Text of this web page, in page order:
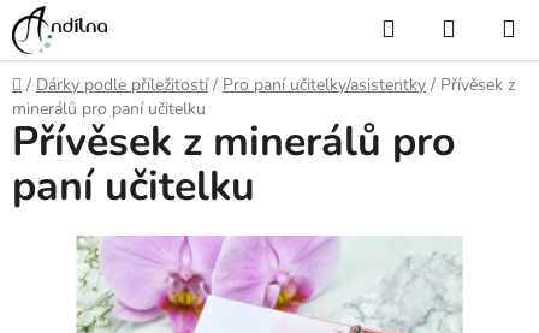
Přejít
na
obsah
Hledat
KOŠÍK
Domů
/ Dárky podle příležitostí / Pro paní učitelky/asistentky / Přívěsek z
minerálů pro paní učitelku
Přívěsek z minerálů pro
paní učitelku